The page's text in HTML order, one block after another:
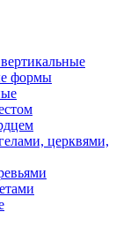
формы
церквями,